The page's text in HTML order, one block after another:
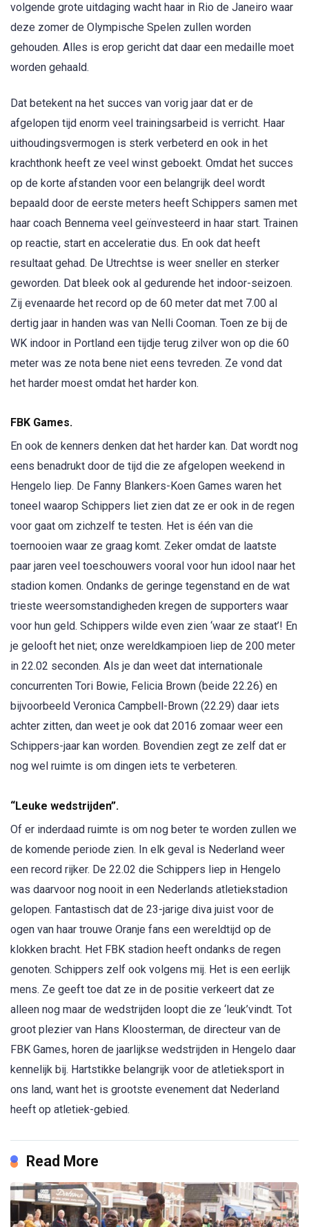
volgende grote uitdaging wacht haar in Rio de Janeiro waar
deze zomer de Olympische Spelen zullen worden
gehouden. Alles is erop gericht dat daar een medaille moet
worden gehaald.
Dat betekent na het succes van vorig jaar dat er de
afgelopen tijd enorm veel trainingsarbeid is verricht. Haar
uithoudingsvermogen is sterk verbeterd en ook in het
krachthonk heeft ze veel winst geboekt. Omdat het succes
op de korte afstanden voor een belangrijk deel wordt
bepaald door de eerste meters heeft Schippers samen met
haar coach Bennema veel geïnvesteerd in haar start. Trainen
op reactie, start en acceleratie dus. En ook dat heeft
resultaat gehad. De Utrechtse is weer sneller en sterker
geworden. Dat bleek ook al gedurende het indoor-seizoen.
Zij evenaarde het record op de 60 meter dat met 7.00 al
dertig jaar in handen was van Nelli Cooman. Toen ze bij de
WK indoor in Portland een tijdje terug zilver won op die 60
meter was ze nota bene niet eens tevreden. Ze vond dat
het harder moest omdat het harder kon.
FBK Games.
En ook de kenners denken dat het harder kan. Dat wordt nog
eens benadrukt door de tijd die ze afgelopen weekend in
Hengelo liep. De Fanny Blankers-Koen Games waren het
toneel waarop Schippers liet zien dat ze er ook in de regen
voor gaat om zichzelf te testen. Het is één van die
toernooien waar ze graag komt. Zeker omdat de laatste
paar jaren veel toeschouwers vooral voor hun idool naar het
stadion komen. Ondanks de geringe tegenstand en de wat
trieste weersomstandigheden kregen de supporters waar
voor hun geld. Schippers wilde even zien ‘waar ze staat’! En
je gelooft het niet; onze wereldkampioen liep de 200 meter
in 22.02 seconden. Als je dan weet dat internationale
concurrenten Tori Bowie, Felicia Brown (beide 22.26) en
bijvoorbeeld Veronica Campbell-Brown (22.29) daar iets
achter zitten, dan weet je ook dat 2016 zomaar weer een
Schippers-jaar kan worden. Bovendien zegt ze zelf dat er
nog wel ruimte is om dingen iets te verbeteren.
“Leuke wedstrijden”.
Of er inderdaad ruimte is om nog beter te worden zullen we
de komende periode zien. In elk geval is Nederland weer
een record rijker. De 22.02 die Schippers liep in Hengelo
was daarvoor nog nooit in een Nederlands atletiekstadion
gelopen. Fantastisch dat de 23-jarige diva juist voor de
ogen van haar trouwe Oranje fans een wereldtijd op de
klokken bracht. Het FBK stadion heeft ondanks de regen
genoten. Schippers zelf ook volgens mij. Het is een eerlijk
mens. Ze geeft toe dat ze in de positie verkeert dat ze
alleen nog maar de wedstrijden loopt die ze ‘leuk’vindt. Tot
groot plezier van Hans Kloosterman, de directeur van de
FBK Games, horen de jaarlijkse wedstrijden in Hengelo daar
kennelijk bij. Hartstikke belangrijk voor de atletieksport in
ons land, want het is grootste evenement dat Nederland
heeft op atletiek-gebied.
Read More